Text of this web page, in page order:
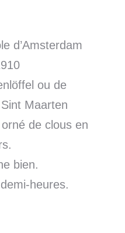
d’Amsterdam
ou de
Maarten
de clous en
bien.
heures.